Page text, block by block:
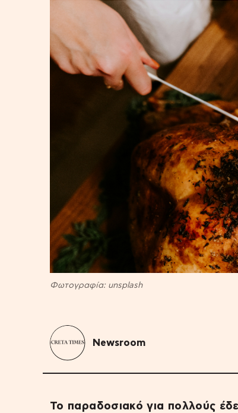
Φωτογραφία: unsplash
Newsroom
Το παραδοσιακό για πολλούς